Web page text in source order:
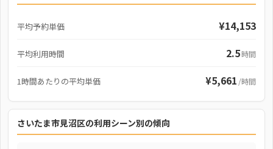
平均予約単価 ¥14,153
平均利用時間 2.5時間
1時間あたりの平均単価 ¥5,661 /時間
さいたま市見沼区の利用シーン別の傾向